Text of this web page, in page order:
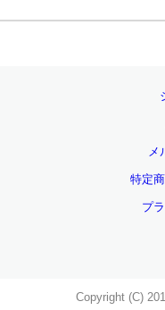
メ
特定
プ
Copyright (C)